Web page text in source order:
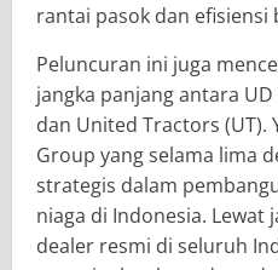
rantai pasok dan efisiensi
Peluncuran ini juga
jangka panjang antara
dan United Tractors (UT).
Group yang selama lima
strategis dalam
niaga di Indonesia. Lewat
dealer resmi di seluruh